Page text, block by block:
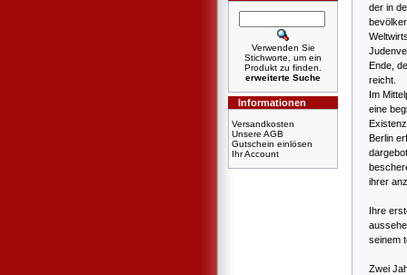
Verwenden Sie
Stichworte, um ein
Produkt zu finden.
erweiterte Suche
Informationen
Versandkosten
Unsere AGB
Gutschein einlösen
Ihr Account
der in
Ende,
reicht.
Im
eine
Berlin
ihrer
Ihre
seinem
Zwei